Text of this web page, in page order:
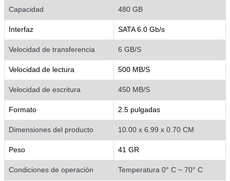
Capacidad 480 GB
Interfaz SATA 6.0 Gb/s
Velocidad de transferencia 6 GB/S
Velocidad de lectura 500 MB/S
Velocidad de escritura 450 MB/S
Formato 2.5 pulgadas
Dimensiones del producto 10.00 x 6.99 x 0.70 CM
Peso 41 GR
Condiciones de operación Temperatura 0° C ~ 70° C